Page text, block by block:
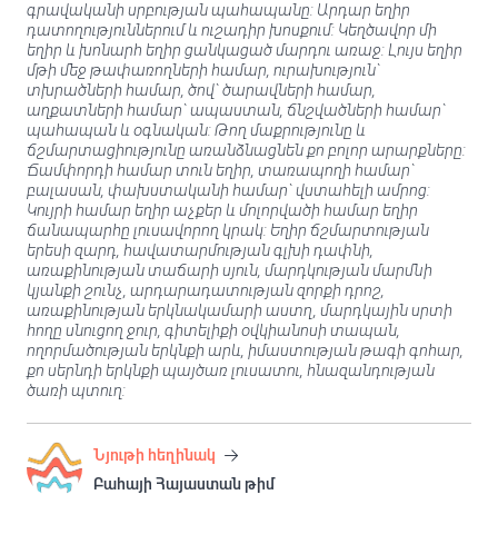
գրավականի սրբության պահապանը: Արդար եղիր
դատողություններում և ուշադիր խոսքում: Կեղծավոր մի
եղիր և խոնարհ եղիր ցանկացած մարդու առաջ: Լույս եղիր
մթի մեջ թափառողների համար, ուրախություն`
տխրածների համար, ծով` ծարավների համար,
աղքատների համար` ապաստան, ճնշվածների համար`
պահապան և օգնական: Թող մաքրությունը և
ճշմարտացիությունը առանձնացնեն քո բոլոր արարքները:
Ճամփորդի համար տուն եղիր, տառապողի համար`
բալասան, փախստականի համար` վստահելի ամրոց:
Կույրի համար եղիր աչքեր և մոլորվածի համար եղիր
ճանապարհը լուսավորող կրակ: Եղիր ճշմարտության
երեսի զարդ, հավատարմության գլխի դափնի,
առաքինության տաճարի սյուն, մարդկության մարմնի
կյանքի շունչ, արդարադատության զորքի դրոշ,
առաքինության երկնակամարի աստղ, մարդկային սրտի
հողը սնուցող ջուր, գիտելիքի օվկիանոսի տապան,
ողորմածության երկնքի արև, իմաստության թագի գոհար,
քո սերնդի երկնքի պայծառ լուսատու, հնազանդության
ծառի պտուղ:
Նյութի հեղինակ
Բահայի Հայաստան թիմ